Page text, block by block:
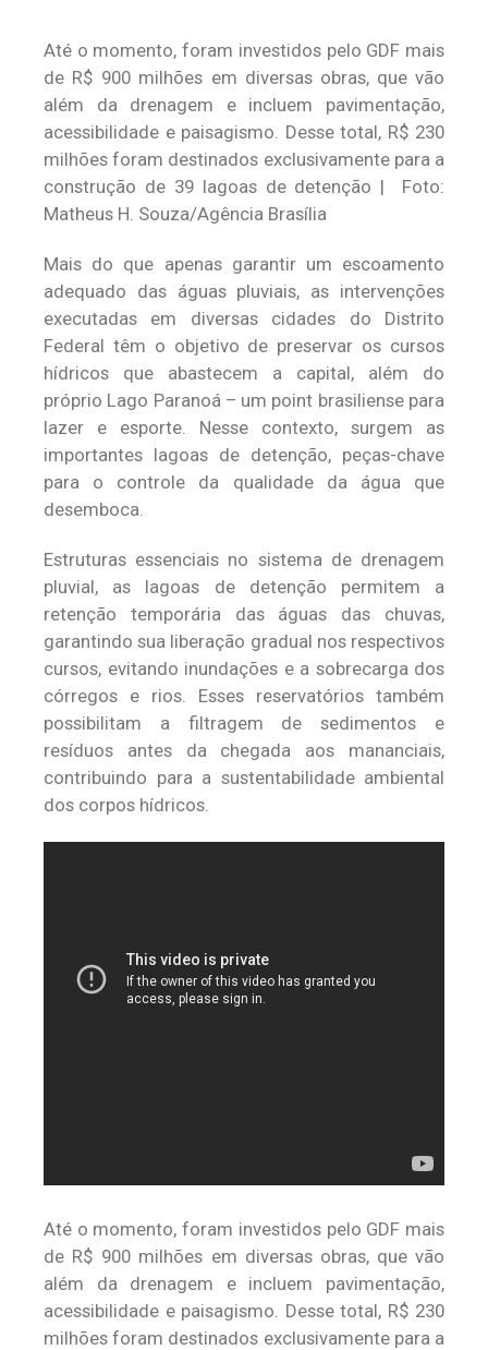
Até o momento, foram investidos pelo GDF mais
de R$ 900 milhões em diversas obras, que vão
além da drenagem e incluem pavimentação,
acessibilidade e paisagismo. Desse total, R$ 230
milhões foram destinados exclusivamente para a
construção de 39 lagoas de detenção | Foto:
Matheus H. Souza/Agência Brasília
Mais do que apenas garantir um escoamento
adequado das águas pluviais, as intervenções
executadas em diversas cidades do Distrito
Federal têm o objetivo de preservar os cursos
hídricos que abastecem a capital, além do
próprio Lago Paranoá – um point brasiliense para
lazer e esporte. Nesse contexto, surgem as
importantes lagoas de detenção, peças-chave
para o controle da qualidade da água que
desemboca.
Estruturas essenciais no sistema de drenagem
pluvial, as lagoas de detenção permitem a
retenção temporária das águas das chuvas,
garantindo sua liberação gradual nos respectivos
cursos, evitando inundações e a sobrecarga dos
córregos e rios. Esses reservatórios também
possibilitam a filtragem de sedimentos e
resíduos antes da chegada aos mananciais,
contribuindo para a sustentabilidade ambiental
dos corpos hídricos.
Até o momento, foram investidos pelo GDF mais
de R$ 900 milhões em diversas obras, que vão
além da drenagem e incluem pavimentação,
acessibilidade e paisagismo. Desse total, R$ 230
milhões foram destinados exclusivamente para a